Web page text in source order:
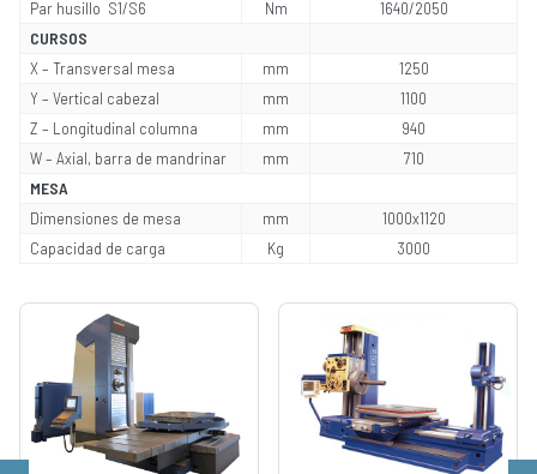
Par husillo S1/S6
Nm
1640/2050
CURSOS
X – Transversal mesa
mm
1250
Y – Vertical cabezal
mm
1100
Z – Longitudinal columna
mm
940
W – Axial, barra de mandrinar
mm
710
MESA
Dimensiones de mesa
mm
1000x1120
Capacidad de carga
Kg 3000